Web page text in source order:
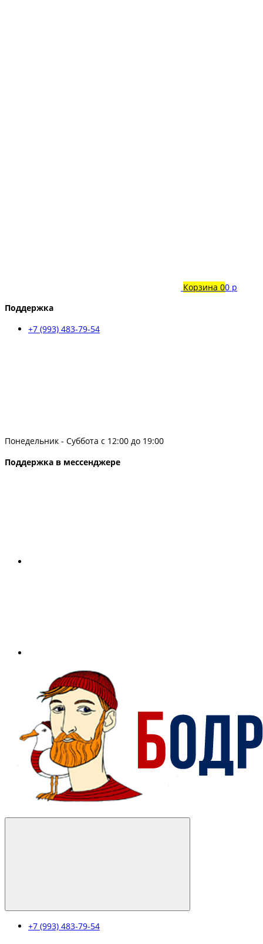
Корзина 00 р
Поддержка
+7 (993) 483-79-54
Понедельник - Суббота с 12:00 до 19:00
Поддержка в мессенджере
+7 (993) 483-79-54